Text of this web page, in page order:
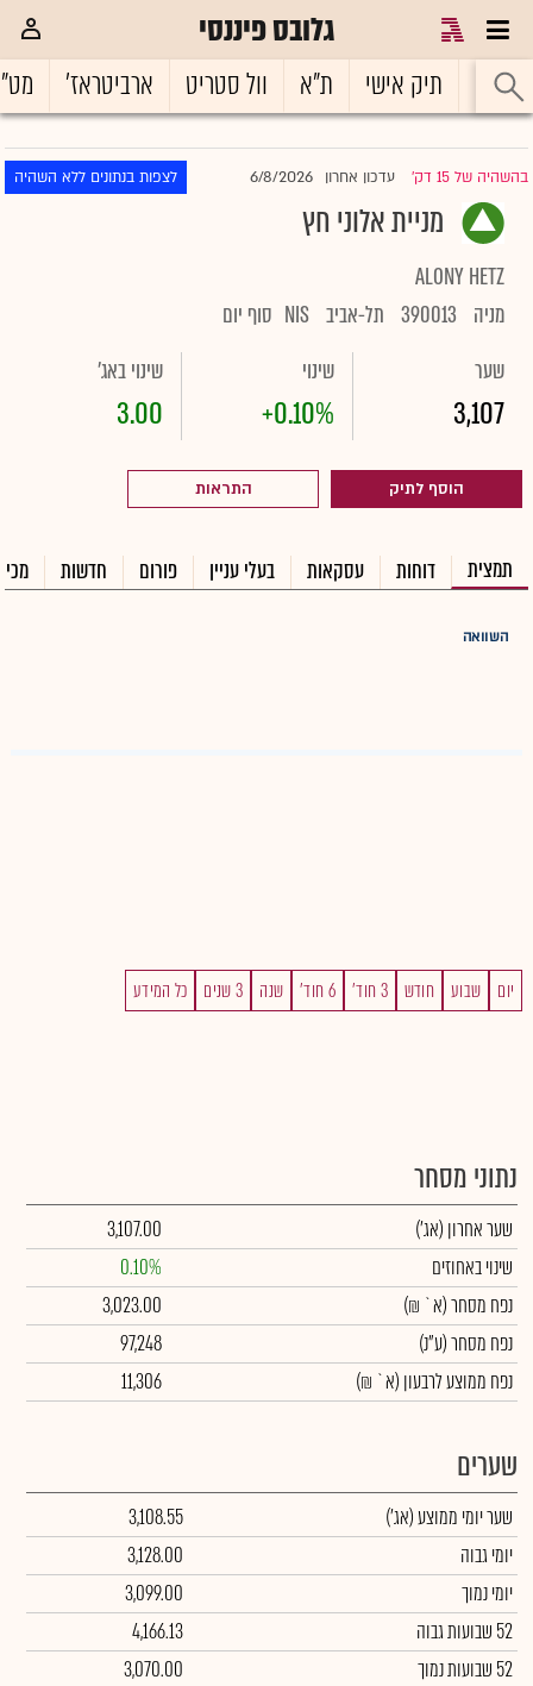
גלובס פיננסי
ראשי תיק אישי ת"א וול סטריט ארביטראז'
בהשהיה של 15 דק' |עדכון אחרון 6/8/2026 לצפות בנתונים ללא השהיה
מניית אלוני חץ
ALONY HETZ
מניה
390013 תל-אביב NIS סוף יום
שער
3,107
שינוי
+0.10%
שינוי באג'
3.00
הוסף לתיק התראות
תמצית דוחות עסקאות בעלי עניין פורום חדשות
השוואה
יום שבוע חודש 3 חוד' 6 חוד' שנה 3 שנים כל המידע
נתוני מסחר
שער אחרון (אג')
3,107.00
שינוי באחוזים
0.10%
נפח מסחר(א` ₪)
3,023.00
נפח מסחר(ע"נ)
97,248
נפח ממוצע לרבעון (א` ₪)
11,306
שערים
שער יומי ממוצע(אג')
3,108.55
יומי גבוה
3,128.00
יומי נמוך
3,099.00
52 שבועות גבוה
4,166.13
52 שבועות נמוך
3,070.00